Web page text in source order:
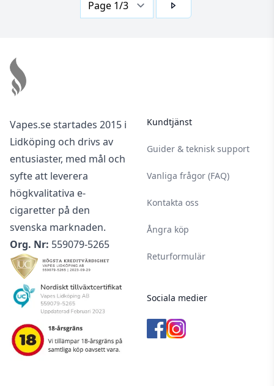
Vapes.se startades 2015 i
Lidköping och drivs av
entusiaster, med mål och
syfte att leverera
högkvalitativa e-
cigaretter på den
svenska marknaden.
Org. Nr: 559079-5265
Kundtjänst
Guider & teknisk support
Vanliga frågor (FAQ)
Kontakta oss
Ångra köp
Returformulär
Sociala medier